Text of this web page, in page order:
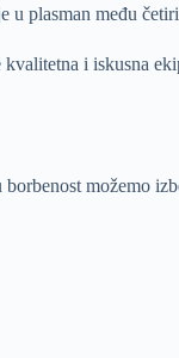
u plasman među
i iskusna
možemo